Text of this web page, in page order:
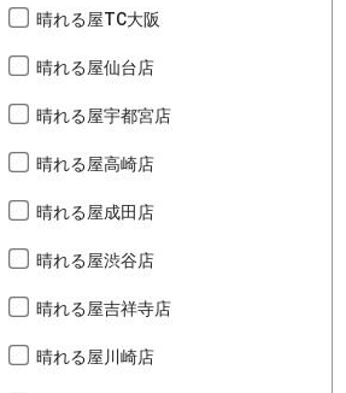
晴れる屋TC大阪
晴れる屋仙台店
晴れる屋宇都宮店
晴れる屋高崎店
晴れる屋成田店
晴れる屋渋谷店
晴れる屋吉祥寺店
晴れる屋川崎店